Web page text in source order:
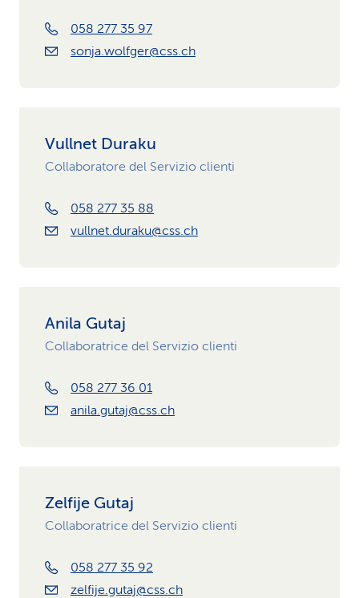
058 277 35 97
sonja.wolfger@css.ch
Vullnet Duraku
Collaboratore del Servizio clienti
058 277 35 88
vullnet.duraku@css.ch
Anila Gutaj
Collaboratrice del Servizio clienti
058 277 36 01
anila.gutaj@css.ch
Zelfije Gutaj
Collaboratrice del Servizio clienti
058 277 35 92
zelfije.gutaj@css.ch